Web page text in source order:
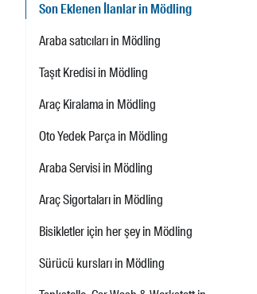
Son Eklenen İlanlar in Mödling
Araba satıcıları in Mödling
Taşıt Kredisi in Mödling
Araç Kiralama in Mödling
Oto Yedek Parça in Mödling
Araba Servisi in Mödling
Araç Sigortaları in Mödling
Bisikletler için her şey in Mödling
Sürücü kursları in Mödling